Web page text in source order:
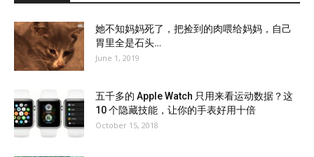
她不知妈妈死了，把捡到的肉喂给妈妈，自己
胃里全是石头…
June 1, 2019
五千多的 Apple Watch 只用来看运动数据？这
10 个隐藏技能，让你的手表好用十倍
October 15, 2018